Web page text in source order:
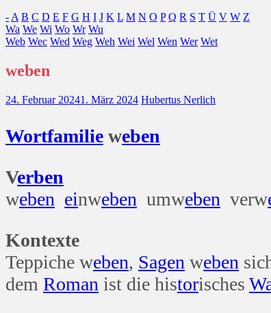
- A B C D E F G H I J K L M N O P Q R S T Ü V W Z
Wa We Wi Wo Wr Wu
Web Wec Wed Weg Weh Wei Wel Wen Wer Wet
weben
24. Februar 20241. März 2024 Hubertus Nerlich
Wortfamilie weben
Verben
weben einweben umweben verw
Kontexte
Teppiche weben, Sagen weben
dem Roman ist die historisches